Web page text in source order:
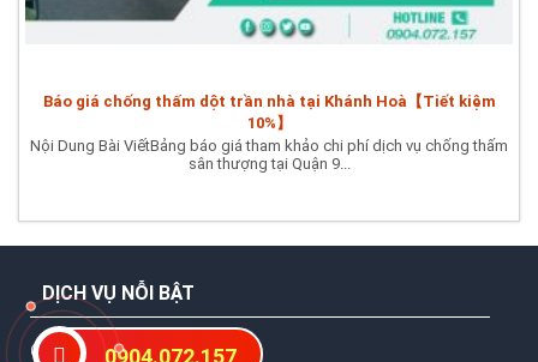
Báo giá chống thấm dột trần nhà tại Khánh Hoà【Tiết kiệm
10%】
Nội Dung Bài ViếtBảng báo giá tham khảo chi phí dịch vụ chống thấm
sân thượng tại Quận 9...
DỊCH VỤ NỖI BẬT
Chống Thấm Nhà Vệ Sinh
0904.072.157